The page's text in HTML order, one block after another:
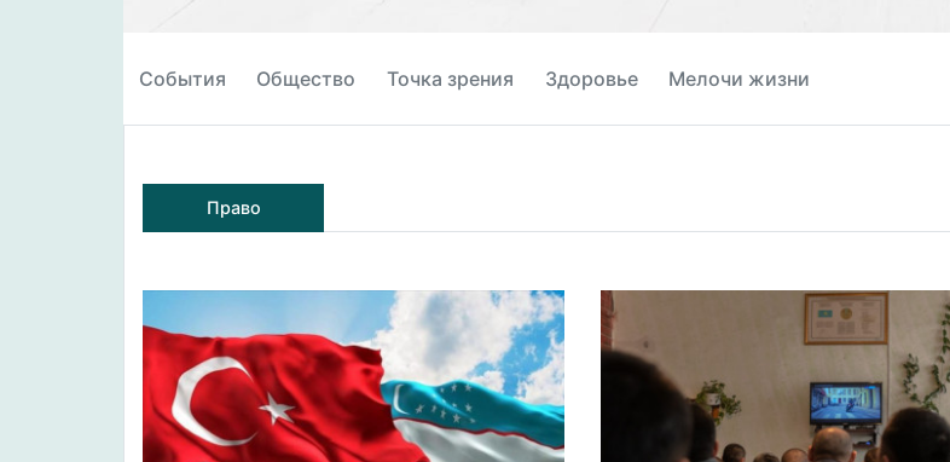
События Общество Точка зрения Здоровье Мелочи жизни
Право